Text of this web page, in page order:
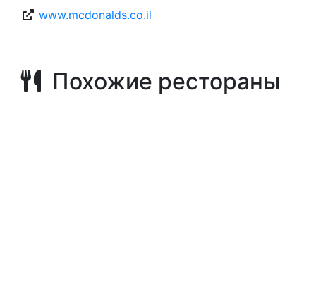
www.mcdonalds.co.il
Похожие рестораны